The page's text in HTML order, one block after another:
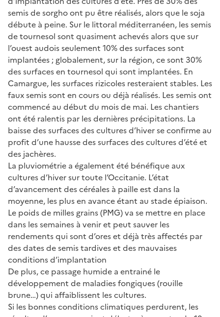
semis de sorgho ont pu être réalisés, alors que le soja
débute à peine. Sur le littoral méditerranéen, les semis
de tournesol sont quasiment achevés alors que sur
l’ouest audois seulement 10% des surfaces sont
implantées ; globalement, sur la région, ce sont 30%
des surfaces en tournesol qui sont implantées. En
Camargue, les surfaces rizicoles resteraient stables. Les
faux semis sont en cours ou déjà réalisés. Les semis ont
commencé au début du mois de mai. Les chantiers
ont été ralentis par les dernières précipitations. La
baisse des surfaces des cultures d’hiver se confirme au
profit d’une hausse des surfaces des cultures d’été et
des jachères.
La pluviométrie a également été bénéfique aux
cultures d’hiver sur toute l’Occitanie. L’état
d’avancement des céréales à paille est dans la
moyenne, les plus en avance étant au stade épiaison.
Le poids de milles grains (PMG) va se mettre en place
dans les semaines à venir et peut sauver les
rendements qui sont d’ores et déjà très affectés par
des dates de semis tardives et des mauvaises
conditions d’implantation
De plus, ce passage humide a entrainé le
développement de maladies fongiques (rouille
brune…) qui affaiblissent les cultures.
Si les bonnes conditions climatiques perdurent, les